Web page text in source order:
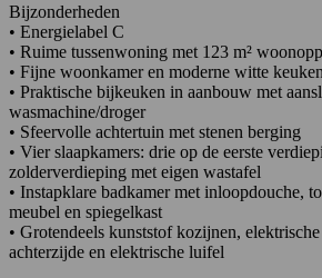
Bijzonderheden
• Energielabel C
• Ruime tussenwoning met 123 m²
• Fijne woonkamer en moderne witte keuken
• Praktische bijkeuken in aanbouw met
wasmachine/droger
• Sfeervolle achtertuin met stenen berging
• Vier slaapkamers: drie op de eerste
zolderverdieping met eigen wastafel
• Instapklare badkamer met inloopdouche,
meubel en spiegelkast
• Grotendeels kunststof kozijnen,
achterzijde en elektrische luifel